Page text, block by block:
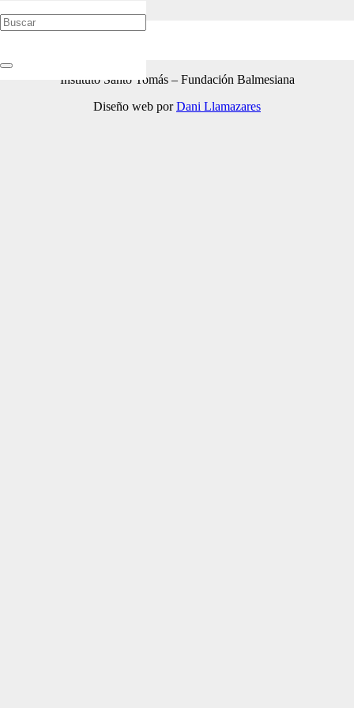
Programación de los cursos del Instituto Santo Tomás
Instituto Santo Tomás – Fundación Balmesiana
Diseño web porDani Llamazares